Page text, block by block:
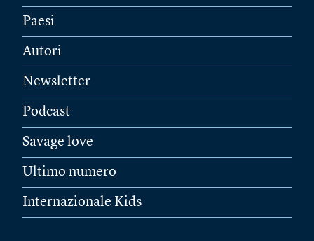
Paesi
Autori
Newsletter
Podcast
Savage love
Ultimo numero
Internazionale Kids